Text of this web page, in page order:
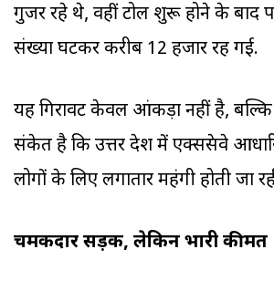
गुजर रहे थे, वहीं टोल शुरू होने के बाद
संख्या घटकर करीब 12 हजार रह गई.
यह गिरावट केवल आंकड़ा नहीं है,
संकेत है कि उत्तर प्रदेश में एक्सप्रेसवे
लोगों के लिए लगातार महंगी होती जा
चमकदार सड़कें, लेकिन भारी कीमत